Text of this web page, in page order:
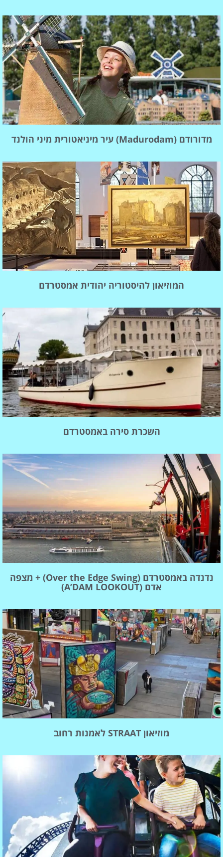
מדורודם (Madurodam) עיר מיניאטורית מיני הולנד
המוזיאון להיסטוריה יהודית אמסטרדם
השכרת סירה באמסטרדם
נדנדה באמסטרדם (Over the Edge Swing) + מצפה
אדם (A’DAM LOOKOUT)
מוזיאון STRAAT לאמנות רחוב